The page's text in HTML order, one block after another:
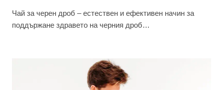
Чай за черен дроб – естествен и ефективен начин за
поддържане здравето на черния дроб…